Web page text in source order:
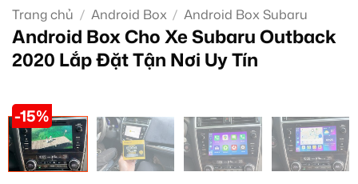
Trang chủ / Android Box / Android Box Subaru
Android Box Cho Xe Subaru Outback
2020 Lắp Đặt Tận Nơi Uy Tín
-15%